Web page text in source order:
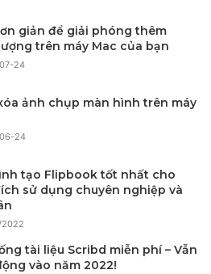
giản để giải phóng thêm
trên máy Mac của bạn
24
ảnh chụp màn hình trên máy
24
tạo Flipbook tốt nhất cho
sử dụng chuyên nghiệp và
tài liệu Scribd miễn phí – Vẫn
vào năm 2022!